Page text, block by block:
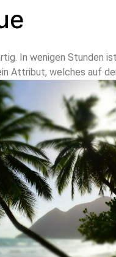
In wenigen Stunden
Attribut, welches auf